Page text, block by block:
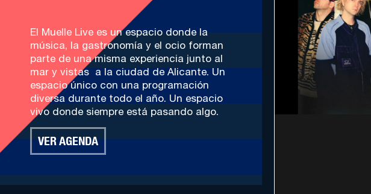
El Muelle Live es un espacio donde la
música, la gastronomía y el ocio forman
parte de una misma experiencia junto al
mar y vistas a la ciudad de Alicante. Un
espacio único con una programación
diversa durante todo el año. Un espacio
vivo donde siempre está pasando algo.
VER AGENDA